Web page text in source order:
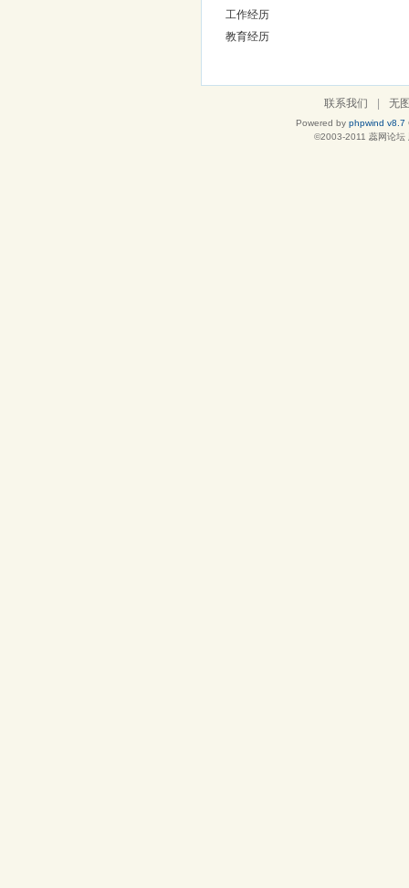
工作经历
教育经历
联系我们 无
Powered by phpwind v8.7
©2003-2011 蕊网论坛